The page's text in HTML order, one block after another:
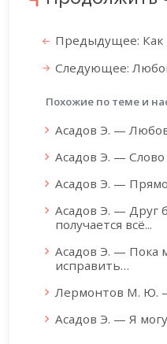
Предыдущее: Как
Следующее:
Похожие по теме и
Асадов Э. —
Асадов Э. —
Асадов Э. —
Асадов Э. — Друг
получается всё...
Асадов Э. — Пока
исправить…
Лермонтов М. Ю.
Асадов Э. — Я